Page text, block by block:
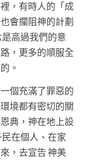
，有時人的「成
會攔阻神的計劃
高過我們的意
，更多的順服全
。
個充滿了罪惡的
境都有密切的關
典，神在地上設
在個人、在家
，去宣告 神美